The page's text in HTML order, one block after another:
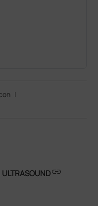
|
link